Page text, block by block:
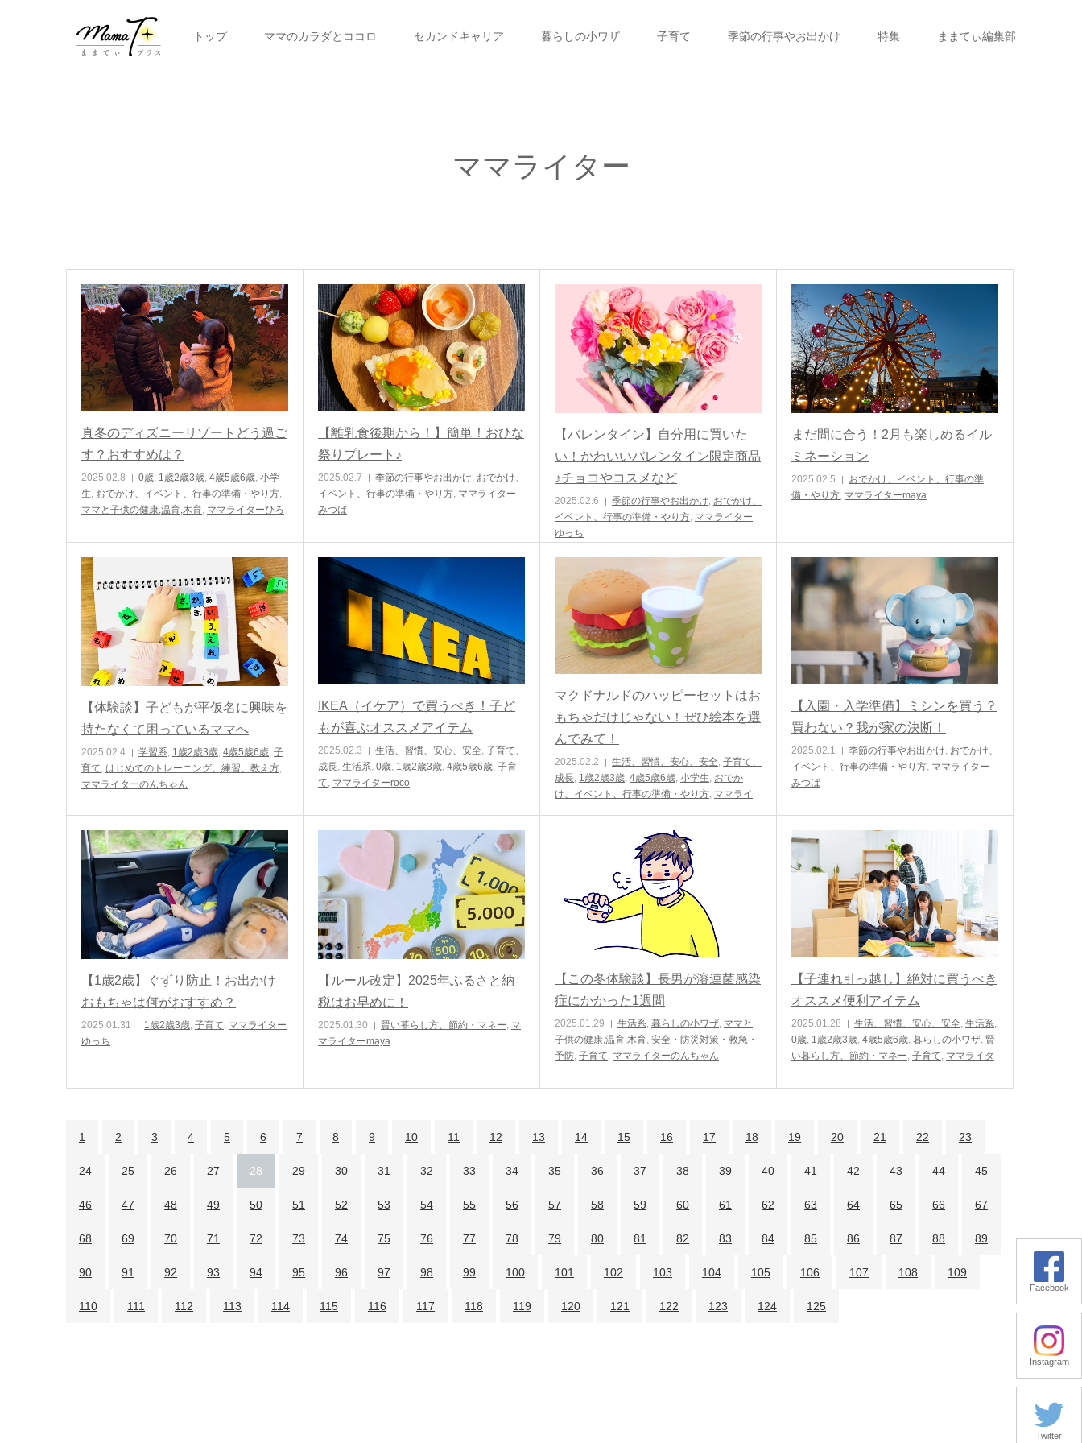
トップ ママのカラダとココロ セカンドキャリア 暮らしの小ワザ 子育て 季節の行事やお出かけ 特集 ままてぃ編集部
ママライター
真冬のディズニーリゾートどう過ご
す？おすすめは？
2025.02.8 0歳, 1歳2歳3歳, 4歳5歳6歳, 小学
生, おでかけ、イベント、行事の準備・やり方,
ママと子供の健康,温育,木育, ママライターひろ
【離乳食後期から！】簡単！おひな
祭りプレート♪
2025.02.7 季節の行事やお出かけ, おでかけ、
イベント、行事の準備・やり方, ママライター
みつば
【バレンタイン】自分用に買いた
い！かわいいバレンタイン限定商品
♪チョコやコスメなど
2025.02.6 季節の行事やお出かけ, おでかけ、
イベント、行事の準備・やり方, ママライター
ゆっち
まだ間に合う！2月も楽しめるイル
ミネーション
2025.02.5
おでかけ、イベント、行事の準
備・やり方, ママライターmaya
【体験談】子どもが平仮名に興味を
持たなくて困っているママへ
2025.02.4 学習系, 1歳2歳3歳, 4歳5歳6歳, 子
育て, はじめてのトレーニング、練習、教え方,
ママライターのんちゃん
IKEA（イケア）で買うべき！子ど
もが喜ぶオススメアイテム
2025.02.3 生活、習慣、安心、安全, 子育て、
成長, 生活系, 0歳, 1歳2歳3歳, 4歳5歳6歳, 子育
て, ママライターroco
マクドナルドのハッピーセットはお
もちゃだけじゃない！ぜひ絵本を選
んでみて！
2025.02.2 生活、習慣、安心、安全 子育て、
成長 1歳2歳3歳 4歳5歳6歳 小学生 おでか
け、イベント、行事の準備・やり方 ママライ
【入園・入学準備】ミシンを買う？
買わない？我が家の決断！
2025.02.1 季節の行事やお出かけ, おでかけ、
イベント、行事の準備・やり方, ママライター
みつば
【1歳2歳】ぐずり防止！お出かけ
おもちゃは何がおすすめ？
2025.01.31 1歳2歳3歳, 子育て, ママライター
ゆっち
【ルール改定】2025年ふるさと納
税はお早めに！
2025.01.30 賢い暮らし方、節約・マネー, マ
マライターmaya
【この冬体験談】長男が溶連菌感染
症にかかった1週間
2025.01.29 生活系, 暮らしの小ワザ, ママと
子供の健康,温育,木育, 安全・防災対策・救急・
予防, 子育て, ママライターのんちゃん
【子連れ引っ越し】絶対に買うべき
オススメ便利アイテム
2025.01.28 生活、習慣、安心、安全, 生活系,
0歳, 1歳2歳3歳, 4歳5歳6歳, 暮らしの小ワザ, 賢
い暮らし方、節約・マネー, 子育て, ママライタ
1 2 3 4 5 6 7 8 9 10 11 12 13 14 15 16 17 18 19 20 21 22 23
24 25 26 27 28 29 30 31 32 33 34 35 36 37 38 39 40 41 42 43 44 45
46 47 48 49 50 51 52 53 54 55 56 57 58 59 60 61 62 63 64 65 66 67
68 69 70 71 72 73 74 75 76 77 78 79 80 81 82 83 84 85 86 87 88 89
90 91 92 93 94 95 96 97 98 99 100 101 102 103 104 105 106 107 108 109
110 111 112 113 114 115 116 117 118 119 120 121 122 123 124 125
Facebook
Instagram
Twitter